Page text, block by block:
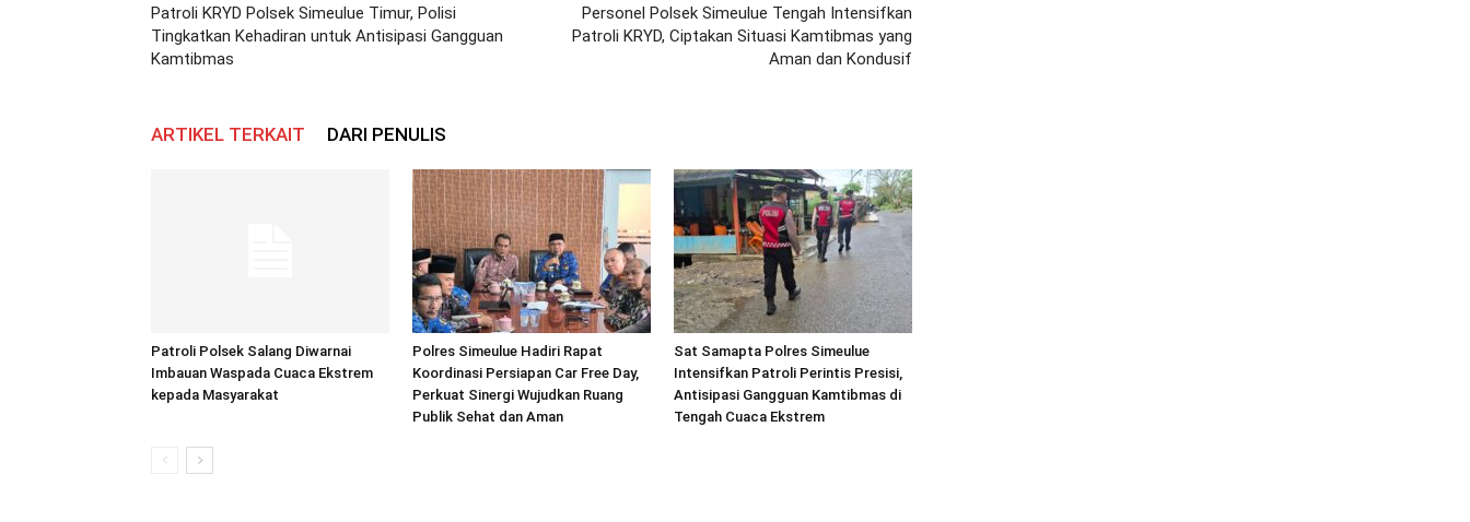
Patroli KRYD Polsek Simeulue Timur, Polisi
Tingkatkan Kehadiran untuk Antisipasi Gangguan
Kamtibmas
Personel Polsek Simeulue Tengah Intensifkan
Patroli KRYD, Ciptakan Situasi Kamtibmas yang
Aman dan Kondusif
ARTIKEL TERKAIT DARI PENULIS
Patroli Polsek Salang Diwarnai
Imbauan Waspada Cuaca Ekstrem
kepada Masyarakat
Polres Simeulue Hadiri Rapat
Koordinasi Persiapan Car Free Day,
Perkuat Sinergi Wujudkan Ruang
Publik Sehat dan Aman
Sat Samapta Polres Simeulue
Intensifkan Patroli Perintis Presisi,
Antisipasi Gangguan Kamtibmas di
Tengah Cuaca Ekstrem